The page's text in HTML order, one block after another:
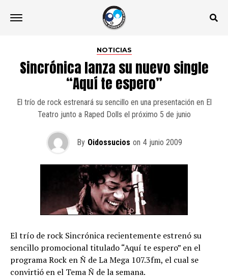
NOTICIAS
Sincrónica lanza su nuevo single
“Aquí te espero”
El trío de rock estrenará su sencillo en una presentación en El
Teatro junto a Raped Dolls el próximo 5 de junio
By Oidossucios on 4 junio 2009
El trío de rock Sincrónica recientemente estrenó su
sencillo promocional titulado “Aquí te espero” en el
programa Rock en Ñ de La Mega 107.3fm, el cual se
convirtió en el Tema Ñ de la semana.